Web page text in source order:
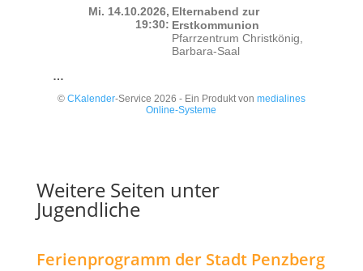
Mi. 14.10.2026,
19:30:
Elternabend zur
Erstkommunion
Pfarrzentrum Christkönig,
Barbara-Saal
…
© CKalender-Service 2026 - Ein Produkt von medialines
Online-Systeme
Weitere Seiten unter
Jugendliche
Ferienprogramm der Stadt Penzberg